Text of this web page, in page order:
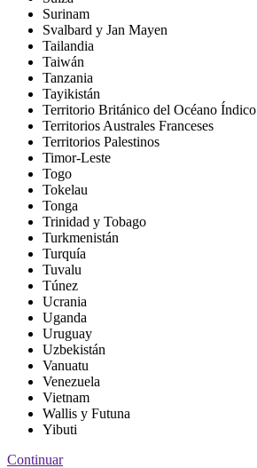
Surinam
Svalbard y Jan Mayen
Tailandia
Taiwán
Tanzania
Tayikistán
Territorio Británico del Océano Índico
Territorios Australes Franceses
Territorios Palestinos
Timor-Leste
Togo
Tokelau
Tonga
Trinidad y Tobago
Turkmenistán
Turquía
Tuvalu
Túnez
Ucrania
Uganda
Uruguay
Uzbekistán
Vanuatu
Venezuela
Vietnam
Wallis y Futuna
Yibuti
Continuar